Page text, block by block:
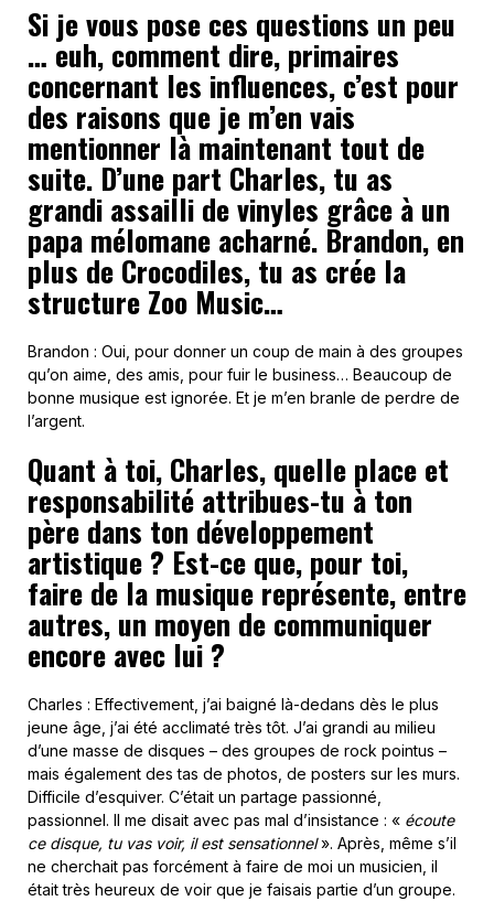
Si je vous pose ces questions un peu
… euh, comment dire, primaires
concernant les influences, c’est pour
des raisons que je m’en vais
mentionner là maintenant tout de
suite. D’une part Charles, tu as
grandi assailli de vinyles grâce à un
papa mélomane acharné. Brandon, en
plus de Crocodiles, tu as crée la
structure Zoo Music…
Brandon : Oui, pour donner un coup de main à des groupes
qu’on aime, des amis, pour fuir le business… Beaucoup de
bonne musique est ignorée. Et je m’en branle de perdre de
l’argent.
Quant à toi, Charles, quelle place et
responsabilité attribues-tu à ton
père dans ton développement
artistique ? Est-ce que, pour toi,
faire de la musique représente, entre
autres, un moyen de communiquer
encore avec lui ?
Charles : Effectivement, j’ai baigné là-dedans dès le plus
jeune âge, j’ai été acclimaté très tôt. J’ai grandi au milieu
d’une masse de disques – des groupes de rock pointus –
mais également des tas de photos, de posters sur les murs.
Difficile d’esquiver. C’était un partage passionné,
passionnel. Il me disait avec pas mal d’insistance : « écoute
ce disque, tu vas voir, il est sensationnel». Après, même s’il
ne cherchait pas forcément à faire de moi un musicien, il
était très heureux de voir que je faisais partie d’un groupe.